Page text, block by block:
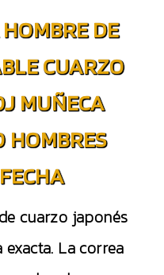
DE
CUARZO
MUÑECA
HOMBRES
cuarzo japonés
La correa